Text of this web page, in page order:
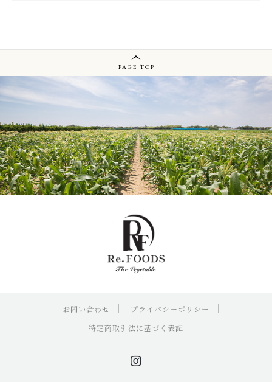
PAGE TOP
お問い合わせ
プライバシーポリシー
特定商取引法に基づく表記